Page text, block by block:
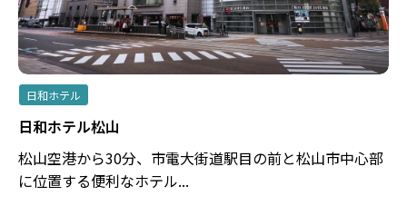
日和ホテル
日和ホテル松山
松山空港から30分、市電大街道駅目の前と松山市中心部
に位置する便利なホテル...